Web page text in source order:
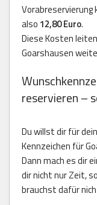
Vorabreservierung
also 12,80 Euro.
Diese Kosten
Goarshausen
reservieren –
Du willst dir für
Kennzeichen für
Dann mach es dir
dir nicht nur Zeit,
brauchst dafür